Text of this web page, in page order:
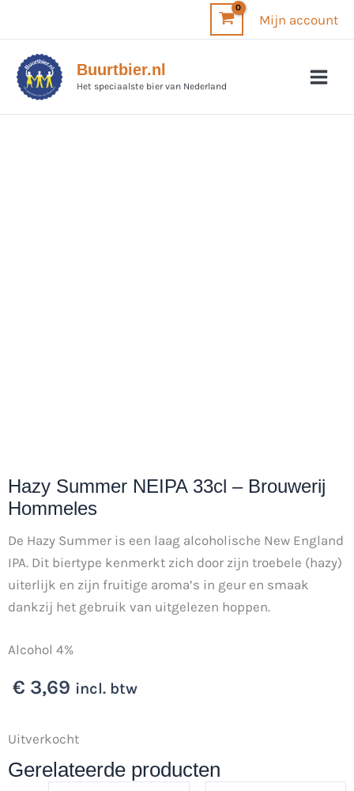
inhoud
Mijn account
Buurtbier.nl
Het speciaalste bier van Nederland
Hazy Summer NEIPA 33cl – Brouwerij
Hommeles
De Hazy Summer is een laag alcoholische New England
IPA. Dit biertype kenmerkt zich door zijn troebele (hazy)
uiterlijk en zijn fruitige aroma’s in geur en smaak
dankzij het gebruik van uitgelezen hoppen.
Alcohol 4%
€ 3,69 incl. btw
Uitverkocht
Gerelateerde producten